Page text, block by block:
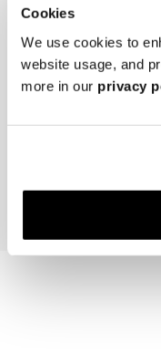
Cookies
We use cookies to
website usage, and
more in our privacy